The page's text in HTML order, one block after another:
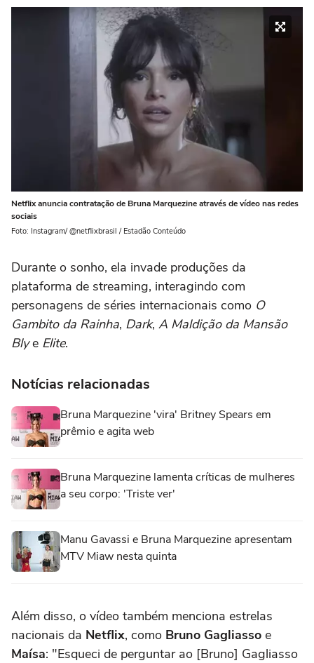
Netflix anuncia contratação de Bruna Marquezine através de vídeo nas redes
sociais
Foto: Instagram/ @netflixbrasil / Estadão Conteúdo
Durante o sonho, ela invade produções da
plataforma de streaming, interagindo com
personagens de séries internacionais como O
Gambito da Rainha, Dark, A Maldição da Mansão
Blye Elite.
Notícias relacionadas
Bruna Marquezine 'vira' Britney Spears em
prêmio e agita web
Bruna Marquezine lamenta críticas de mulheres
a seu corpo: 'Triste ver'
Manu Gavassi e Bruna Marquezine apresentam
MTV Miaw nesta quinta
Além disso, o vídeo também menciona estrelas
nacionais da Netflix, como Bruno Gagliasso e
Maísa: "Esqueci de perguntar ao [Bruno] Gagliasso